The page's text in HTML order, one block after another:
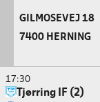
GILMOSEVEJ 18
7400 HERNING
17:30
Tjørring IF (2)